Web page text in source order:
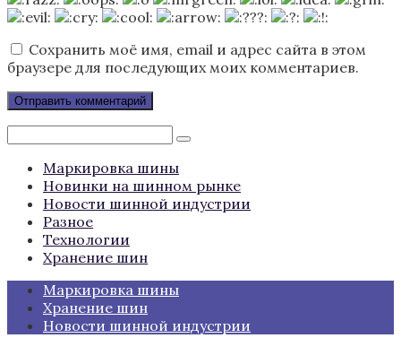
Сохранить моё имя, email и адрес сайта в этом
браузере для последующих моих комментариев.
Маркировка шины
Новинки на шинном рынке
Новости шинной индустрии
Разное
Технологии
Хранение шин
Маркировка шины
Хранение шин
Новости шинной индустрии